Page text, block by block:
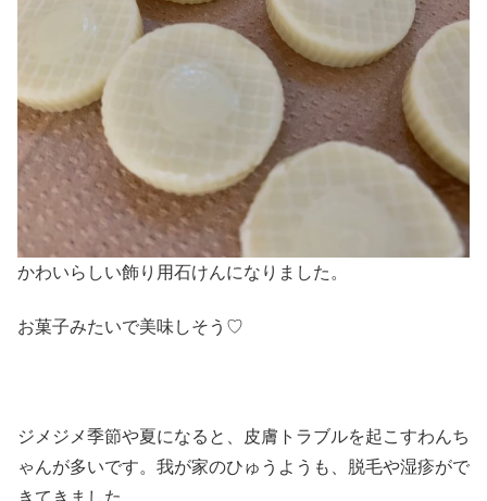
かわいらしい飾り用石けんになりました。
お菓子みたいで美味しそう♡
ジメジメ季節や夏になると、皮膚トラブルを起こすわんち
ゃんが多いです。我が家のひゅうようも、脱毛や湿疹がで